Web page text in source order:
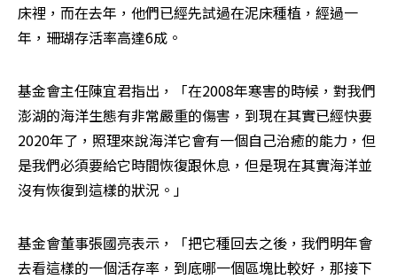
床裡，而在去年，他們已經先試過在泥床種植，經過一
年，珊瑚存活率高達6成。
基金會主任陳宜君指出，「在2008年寒害的時候，對我們
澎湖的海洋生態有非常嚴重的傷害，到現在其實已經快要
2020年了，照理來說海洋它會有一個自己治癒的能力，但
是我們必須要給它時間恢復跟休息，但是現在其實海洋並
沒有恢復到這樣的狀況。」
基金會董事張國亮表示，「把它種回去之後，我們明年會
去看這樣的一個活存率，到底哪一個區塊比較好，那接下